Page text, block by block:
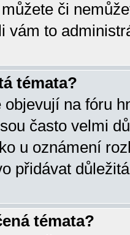
či
vám to
témata?
objevují na fóru
často velmi
u oznámení
přidávat
témata?